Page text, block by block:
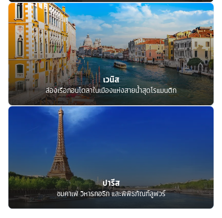
เวนิส
ล่องเรือกอนโดลาในเมืองแห่งสายน้ำสุดโรแมนติก
ปารีส
ชมคาเฟ่ วิหารกอธิก และพิพิธภัณฑ์ลูฟวร์